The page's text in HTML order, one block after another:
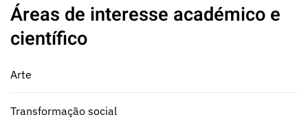
Áreas de interesse académico e
científico
Arte
Transformação social